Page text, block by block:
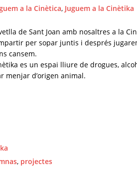
a la Cinètica, Juguem a la Cinètika
de Sant Joan amb nosaltres a la
per sopar juntis i després
cansem.
es un espai lliure de drogues,
menjar d’origen animal.
, projectes